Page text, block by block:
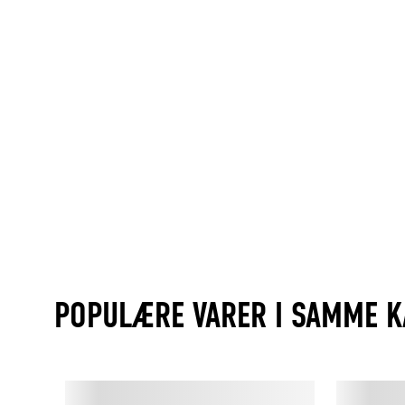
POPULÆRE VARER I SAMME